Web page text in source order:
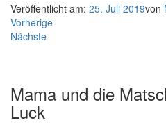
Veröffentlicht am: 25. Juli 2019von
Vorherige
Nächste
Mama und die
Luck